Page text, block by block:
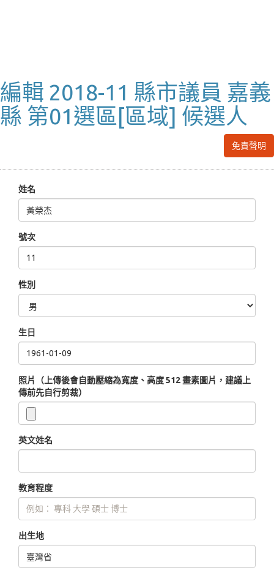
編輯 2018-11 縣市議員 嘉義
縣 第01選區[區域] 候選人
免責聲明
姓名
號次
性別
生日
照片（上傳後會自動壓縮為寬度、高度 512 畫素圖片，建議上
傳前先自行剪裁）
英文姓名
教育程度
出生地